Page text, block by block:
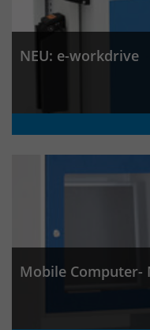
NEU: e-workdrive
Mobile Computer-
Laufzeit
Zweck
Name _pk_hsr
Anbieter
Laufzeit 30
Zweck